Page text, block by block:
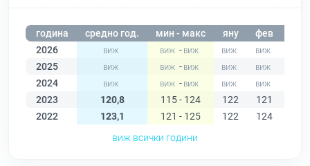
година средно год. мин - макс яну фев
2026
-
2025
-
2024
-
2023
120,8 115 - 124 122 121
2022
123,1 121 - 125 122 124
виж всички години